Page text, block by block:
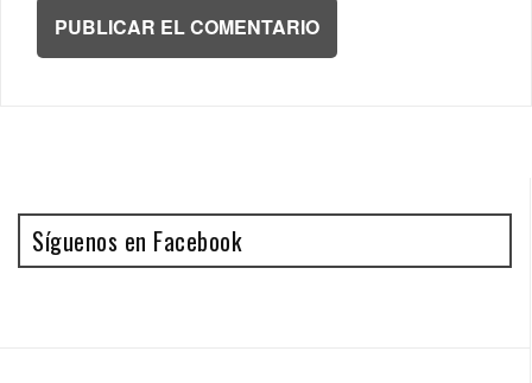
Síguenos en Facebook